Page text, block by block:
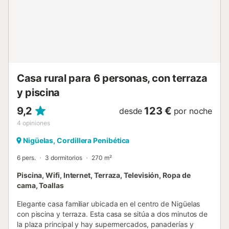
Casa rural para 6 personas, con terraza
y piscina
9,2
4 opiniones
desde 123 € por noche
Nigüelas, Cordillera Penibética
6 pers. 3 dormitorios 270 m²
Piscina, Wifi, Internet, Terraza, Televisión, Ropa de
cama, Toallas
Elegante casa familiar ubicada en el centro de Nigüelas
con piscina y terraza. Esta casa se sitúa a dos minutos de
la plaza principal y hay supermercados, panaderías y